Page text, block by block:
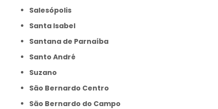
Salesópolis
Santa Isabel
Santana de Parnaíba
Santo André
Suzano
São Bernardo Centro
São Bernardo do Campo